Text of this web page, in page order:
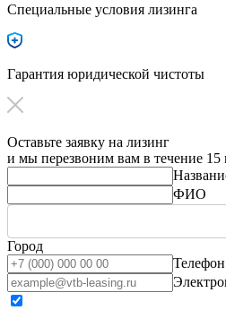
Специальные условия лизинга
Гарантия юридической чистоты
Оставьте заявку на лизинг
и мы перезвоним вам в течение 15
ФИО
Город
Телефон